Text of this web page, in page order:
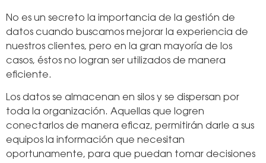
No es un secreto la importancia de la gestión de
datos cuando buscamos mejorar la experiencia de
nuestros clientes, pero en la gran mayoría de los
casos, éstos no logran ser utilizados de manera
eficiente.
Los datos se almacenan en silos y se dispersan por
toda la organización. Aquellas que logren
conectarlos de manera eficaz, permitirán darle a sus
equipos la información que necesitan
oportunamente, para que puedan tomar decisiones